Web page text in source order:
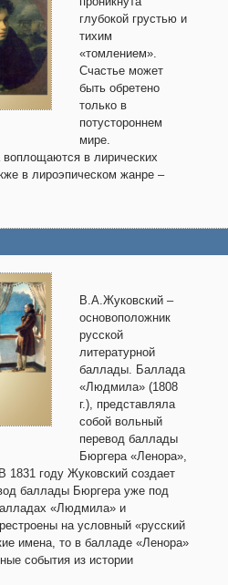
глубокой грустью и
тихим
«томлением».
Счастье может
быть обретено
только в
потустороннем
мире.
воплощаются в лирических
в лироэпическом жанре –
В.А.Жуковский –
основоположник
русской
литературной
баллады. Баллада
«Людмила» (1808
г.), представляла
собой вольный
перевод баллады
Бюргера «Ленора»,
1831 году Жуковский создает
баллады Бюргера уже под
«Людмила» и
на условный «русский
имена, то в балладе «Ленора»
события из истории